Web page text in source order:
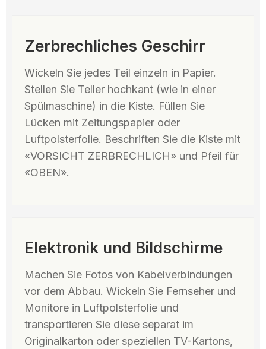
Zerbrechliches Geschirr
Wickeln Sie jedes Teil einzeln in Papier.
Stellen Sie Teller hochkant (wie in einer
Spülmaschine) in die Kiste. Füllen Sie
Lücken mit Zeitungspapier oder
Luftpolsterfolie. Beschriften Sie die Kiste mit
«VORSICHT ZERBRECHLICH» und Pfeil für
«OBEN».
Elektronik und Bildschirme
Machen Sie Fotos von Kabelverbindungen
vor dem Abbau. Wickeln Sie Fernseher und
Monitore in Luftpolsterfolie und
transportieren Sie diese separat im
Originalkarton oder speziellen TV-Kartons,